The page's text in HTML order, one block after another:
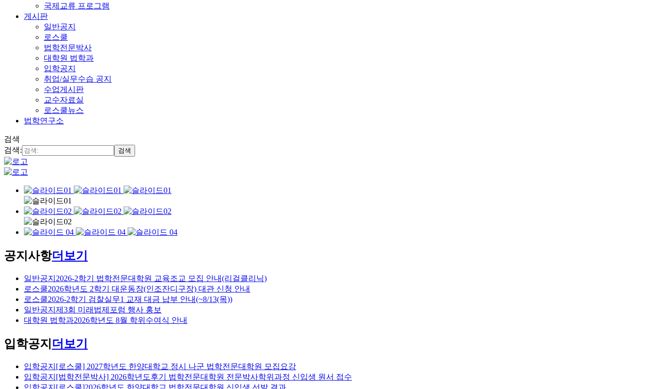
국제교류 프로그램
게시판
일반공지
로스쿨
법학전문박사
대학원 법학과
입학공지
취업/실무수습 공지
수업게시판
교수자료실
로스쿨뉴스
법학연구소
검색
검색:
검색
공지사항더보기
일반공지 2026-2학기 법학전문대학원 교육조교 모집 안내(리걸클리닉)
로스쿨2026학년도 2학기 대운동장(인조잔디구장) 대관 신청 안내
로스쿨2026-2학기 검찰실무1 교재 대금 납부 안내(~8/13(목))
일반공지 제3회 미래법제포럼 행사 홍보
대학원 법학과2026학년도 8월 학위수여식 안내
입학공지 더보기
입학공지 [로스쿨] 2027학년도 한양대학교 정시 나군 법학전문대학원 모집요강
입학공지 [법학전문박사] 2026학년도후기 법학전문대학원 전문박사학위과정 신입생 원서 접수
입학공지 [로스쿨]2026학년도 한양대학교 법학전문대학원 신입생 선발 결과